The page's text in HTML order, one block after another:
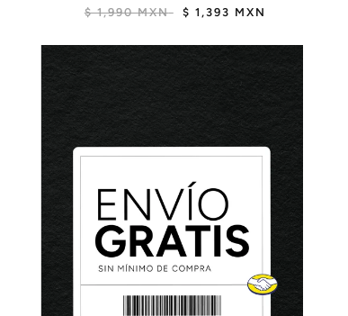
$ 1,990 MXN
$ 1,393 MXN